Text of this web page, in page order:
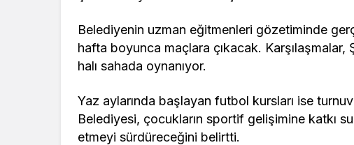
Belediyenin uzman eğitmenleri gözetiminde
hafta boyunca maçlara çıkacak.
halı sahada oynanıyor.
Yaz aylarında başlayan futbol kursları ise
Belediyesi, çocukların sportif gelişimine katkı
etmeyi sürdüreceğini belirtti.